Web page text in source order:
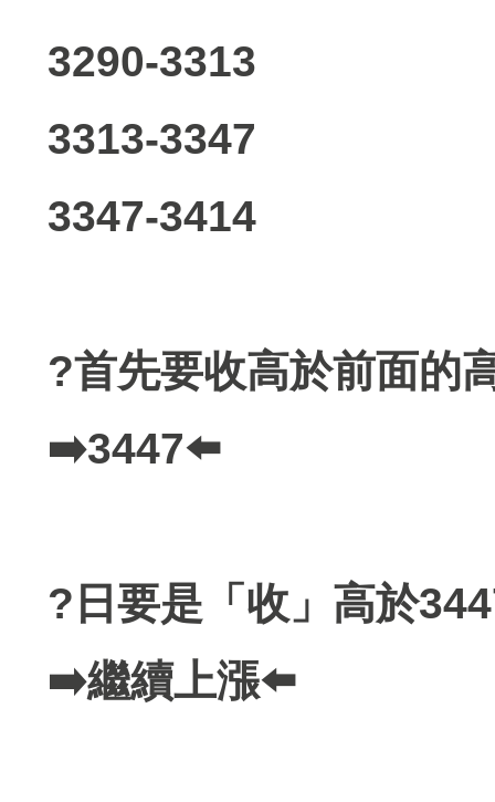
3290-3313
3313-3347
3347-3414
?首先要收高於前面的
➡️3447⬅️
?日要是「收」高於
➡️繼續上漲⬅️